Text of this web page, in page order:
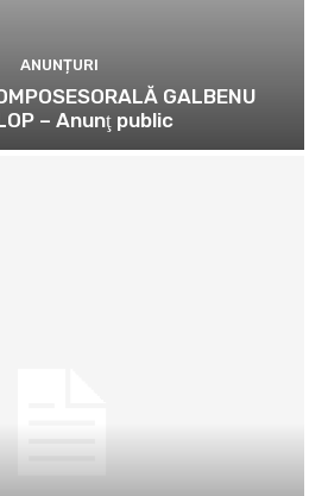
ANUNȚURI
GALBENU
– Anunţ public